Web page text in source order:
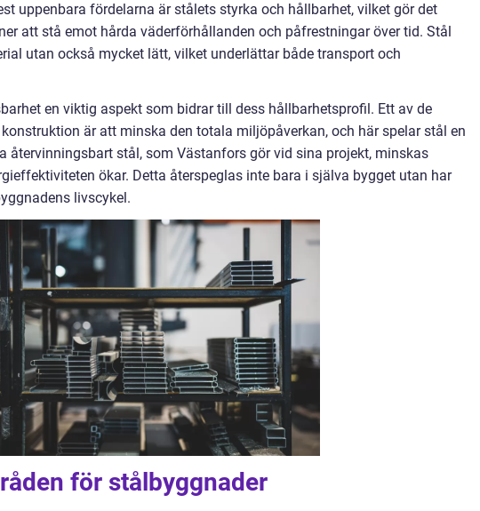
uppenbara fördelarna är stålets styrka och hållbarhet, vilket gör det
att stå emot hårda väderförhållanden och påfrestningar över tid. Stål
utan också mycket lätt, vilket underlättar både transport och
en viktig aspekt som bidrar till dess hållbarhetsprofil. Ett av de
är att minska den totala miljöpåverkan, och här spelar stål en
återvinningsbart stål, som Västanfors gör vid sina projekt, minskas
ökar. Detta återspeglas inte bara i själva bygget utan har
livscykel.
för stålbyggnader